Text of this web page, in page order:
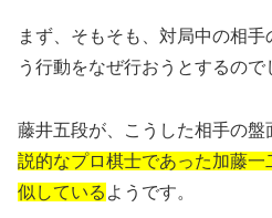
まず、そもそも、対局中の相
う行動をなぜ行おうとするので
藤井五段が、こうした相手の盤
説的なプロ棋士であった加藤
似している ようです。